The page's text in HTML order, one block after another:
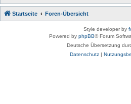
Startseite Foren-Übersicht
Style developer by
Powered by phpBB® Forum
Deutsche Übersetzung
Datenschutz|